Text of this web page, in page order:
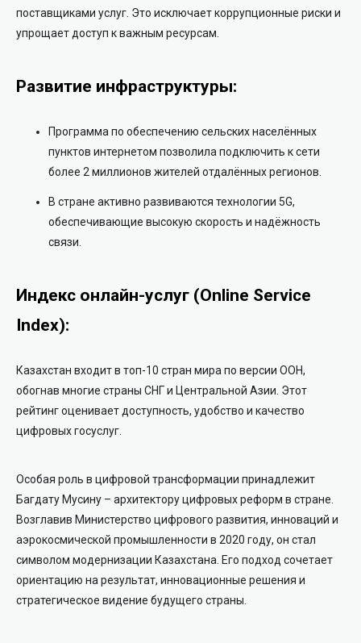
поставщиками услуг. Это исключает коррупционные риски и
упрощает доступ к важным ресурсам.
Развитие инфраструктуры:
Программа по обеспечению сельских населённых
пунктов интернетом позволила подключить к сети
более 2 миллионов жителей отдалённых регионов.
В стране активно развиваются технологии 5G,
обеспечивающие высокую скорость и надёжность
связи.
Индекс онлайн-услуг (Online Service
Index):
Казахстан входит в топ-10 стран мира по версии ООН,
обогнав многие страны СНГ и Центральной Азии. Этот
рейтинг оценивает доступность, удобство и качество
цифровых госуслуг.
Особая роль в цифровой трансформации принадлежит
Багдату Мусину – архитектору цифровых реформ в стране.
Возглавив Министерство цифрового развития, инноваций и
аэрокосмической промышленности в 2020 году, он стал
символом модернизации Казахстана. Его подход сочетает
ориентацию на результат, инновационные решения и
стратегическое видение будущего страны.